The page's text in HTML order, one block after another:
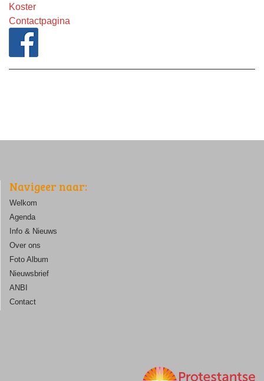
Koster
Contactpagina
Navigeer naar:
Welkom
Agenda
Info & Nieuws
Over ons
Foto Album
Nieuwsbrief
ANBI
Contact